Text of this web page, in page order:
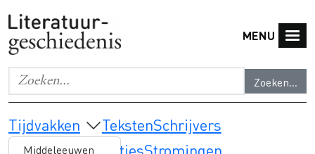
MENU
Zoeken...
Geef de woorden op waar je naar wilt zoeken.
Main navigation
Tijdvakken
Middeleeuwen
TekstenSchrijvers
Thema's & selectiesStromingen